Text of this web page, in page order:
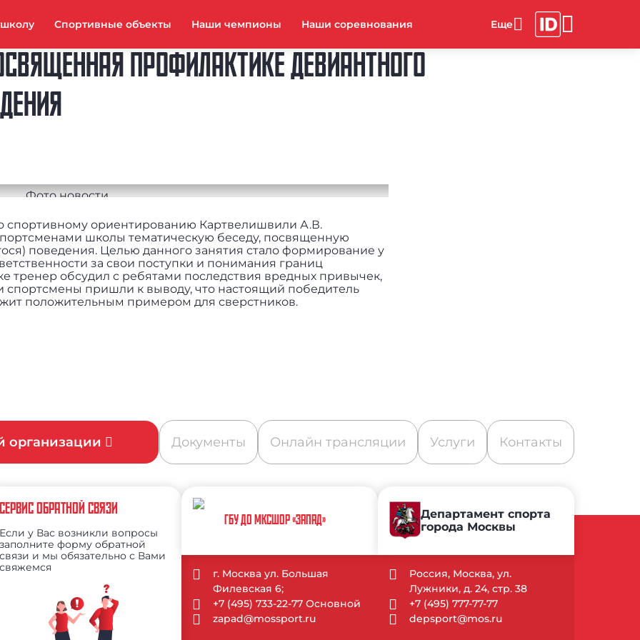
Спортивные объекты Наши чемпионы Наши соревнования
ПРОФИЛАКТИКЕ ДЕВИАНТНОГО
спортивному ориентированию Картвелишвили А.В.
школы тематическую беседу, посвященную
поведения. Целью данного занятия стало формирование у
за свои поступки и понимания границ
тренер обсудил с ребятами последствия вредных привычек,
пришли к выводу, что настоящий победитель
положительным примером для сверстников.
организации Документы Онлайн трансляции Услуги Контакты
СЕРВИС ОБРАТНОЙ СВЯЗИ
Если у Вас возникли вопросы
заполните форму обратной
связи и мы обязательно с Вами
свяжемся
ГБУ ДО МКСШОР «ЗАПАД»
г. Москва ул. Большая
Филевская 6;
+7 (495) 733-22-77 Основной
zapad@mossport.ru
Департамент спорта
города Москвы
Россия, Москва, ул.
Лужники, д. 24, стр. 38
+7 (495) 777-77-77
depsport@mos.ru